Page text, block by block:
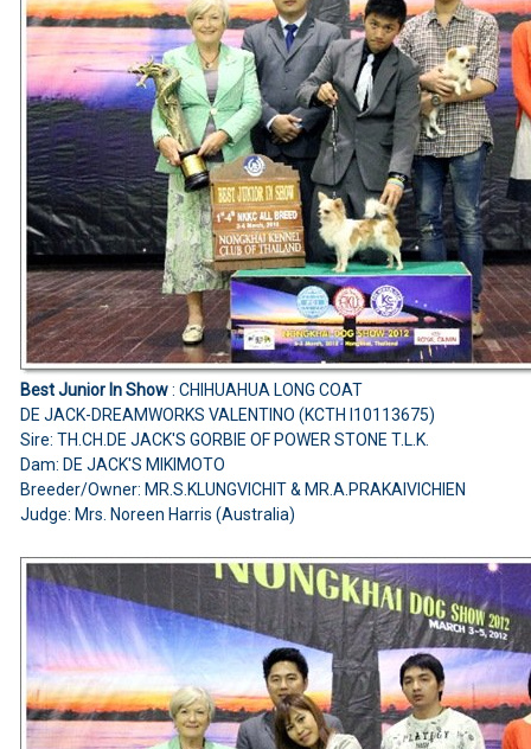
Best Junior In Show: CHIHUAHUA LONG COAT
DE JACK-DREAMWORKS VALENTINO (KCTH I10113675)
Sire: TH.CH.DE JACK'S GORBIE OF POWER STONE T.L.K.
Dam: DE JACK'S MIKIMOTO
Breeder/Owner: MR.S.KLUNGVICHIT & MR.A.PRAKAIVICHIEN
Judge: Mrs. Noreen Harris (Australia)